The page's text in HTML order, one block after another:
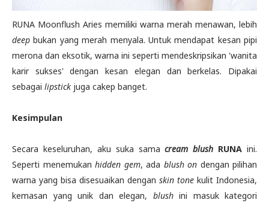
RUNA Moonflush Aries memiliki warna merah menawan, lebih
deep bukan yang merah menyala. Untuk mendapat kesan pipi
merona dan eksotik, warna ini seperti mendeskripsikan 'wanita
karir sukses' dengan kesan elegan dan berkelas. Dipakai
sebagai lipstick juga cakep banget.
Kesimpulan
Secara keseluruhan, aku suka samacream blush RUNA ini.
Seperti menemukan hidden gem, ada blush on dengan pilihan
warna yang bisa disesuaikan dengan skin tone kulit Indonesia,
kemasan yang unik dan elegan, blushini masuk kategori